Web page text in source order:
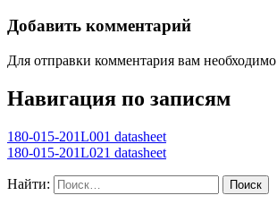
Добавить комментарий
Для отправки комментария вам необходимо
Навигация по записям
180-015-201L001 datasheet
180-015-201L021 datasheet
Найти: